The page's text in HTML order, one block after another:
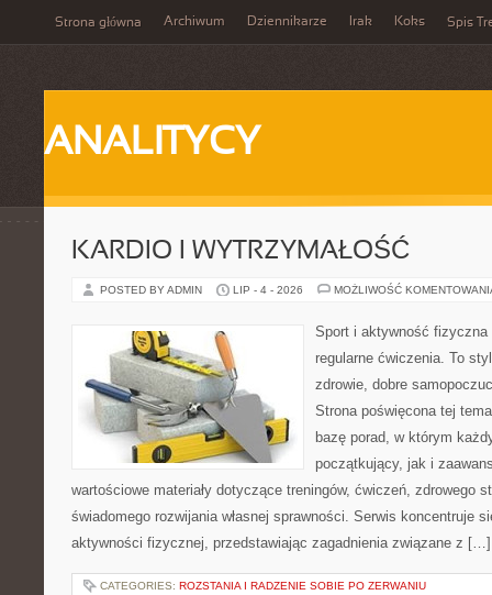
Strona główna Archiwum Dziennikarze Irak Koks Spis
ANALITYCY
KARDIO I WYTRZYMAŁOŚĆ
POSTED BY ADMIN LIP - 4 - 2026 MOŻLIWOŚĆ
Sport i aktywność
regularne ćwiczenia. To
zdrowie, dobre
Strona poświęcona tej
bazę porad, w którym
początkujący, jak i
wartościowe materiały dotyczące treningów, ćwiczeń, zdrowego
świadomego rozwijania własnej sprawności. Serwis koncentruje
aktywności fizycznej, przedstawiając zagadnienia związane z […]
CATEGORIES: ROZSTANIA I RADZENIE SOBIE PO ZERWANIU